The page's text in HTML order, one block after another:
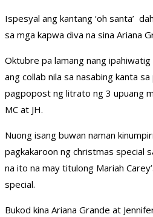
Ispesyal ang kantang ‘oh santa’
sa mga kapwa diva na sina Ariana
Oktubre pa lamang nang
ang collab nila sa nasabing kanta
pagpopost ng litrato ng 3 upuang
MC at JH.
Nuong isang buwan naman
pagkakaroon ng christmas special
na ito na may titulong Mariah
special.
Bukod kina Ariana Grande at